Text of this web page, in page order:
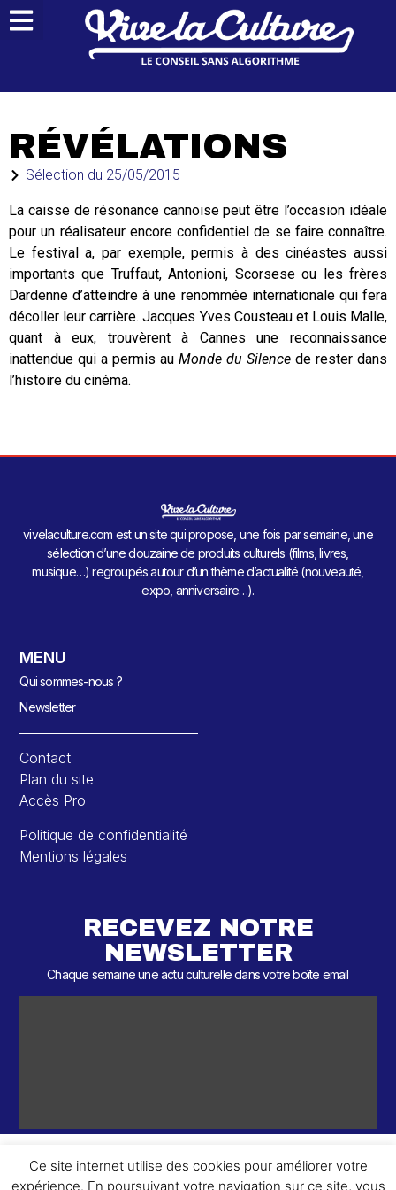
RÉVÉLATIONS
Sélection du 25/05/2015
La caisse de résonance cannoise peut être l’occasion idéale
pour un réalisateur encore confidentiel de se faire connaître.
Le festival a, par exemple, permis à des cinéastes aussi
importants que Truffaut, Antonioni, Scorsese ou les frères
Dardenne d’atteindre à une renommée internationale qui fera
décoller leur carrière. Jacques Yves Cousteau et Louis Malle,
quant à eux, trouvèrent à Cannes une reconnaissance
inattendue qui a permis au Monde du Silence de rester dans
l’histoire du cinéma.
vivelaculture.com est un site qui propose, une fois par semaine, une
sélection d’une douzaine de produits culturels (films, livres,
musique…) regroupés autour d’un thème d’actualité (nouveauté,
expo, anniversaire…).
MENU
Qui sommes-nous ?
Newsletter
Contact
Plan du site
Accès Pro
Politique de confidentialité
Mentions légales
RECEVEZ NOTRE
NEWSLETTER
Chaque semaine une actu culturelle dans votre boîte email
Ce site internet utilise des cookies pour améliorer votre
expérience. En poursuivant votre navigation sur ce site, vous